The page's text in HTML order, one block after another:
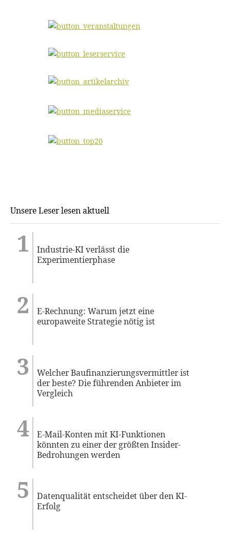
Unsere Leser lesen aktuell
Industrie-KI verlässt die
Experimentierphase
E-Rechnung: Warum jetzt eine
europaweite Strategie nötig ist
Welcher Baufinanzierungsvermittler ist
der beste? Die führenden Anbieter im
Vergleich
E-Mail-Konten mit KI-Funktionen
könnten zu einer der größten Insider-
Bedrohungen werden
Datenqualität entscheidet über den KI-
Erfolg